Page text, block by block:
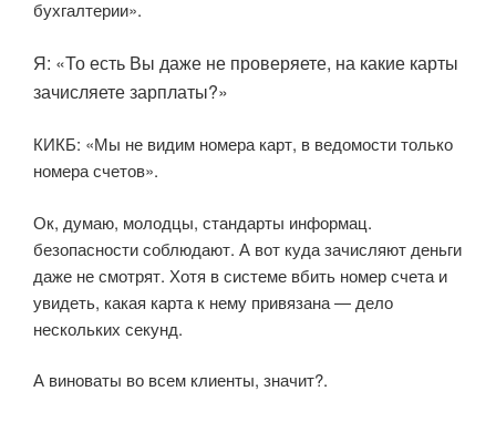
бухгалтерии».
Я: «То есть Вы даже не проверяете, на какие карты
зачисляете зарплаты?»
КИКБ: «Мы не видим номера карт, в ведомости только
номера счетов».
Ок, думаю, молодцы, стандарты информац.
безопасности соблюдают. А вот куда зачисляют деньги
даже не смотрят. Хотя в системе вбить номер счета и
увидеть, какая карта к нему привязана — дело
нескольких секунд.
А виноваты во всем клиенты, значит?.